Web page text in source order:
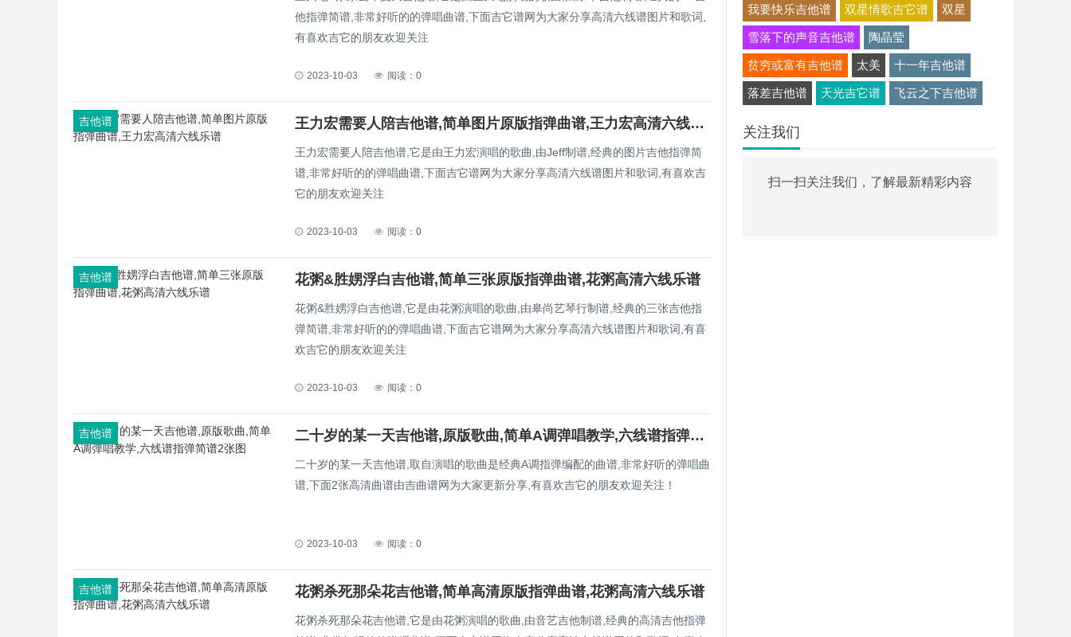
他指弹简谱,非常好听的的弹唱曲谱,下面吉它谱网为大家分享高清六线谱图片和歌词,
有喜欢吉它的朋友欢迎关注
2023-10-03 阅读：0
吉他谱 王力宏需要人陪吉他谱,简单图片原版指弹曲谱,王力宏高清六线乐谱
王力宏需要人陪吉他谱,它是由王力宏演唱的歌曲,由Jeff制谱,经典的图片吉他指弹简
谱,非常好听的的弹唱曲谱,下面吉它谱网为大家分享高清六线谱图片和歌词,有喜欢吉
它的朋友欢迎关注
2023-10-03 阅读：0
吉他谱 花粥&胜娚浮白吉他谱,简单三张原版指弹曲谱,花粥高清六线乐谱
花粥&胜娚浮白吉他谱,它是由花粥演唱的歌曲,由皋尚艺琴行制谱,经典的三张吉他指
弹简谱,非常好听的的弹唱曲谱,下面吉它谱网为大家分享高清六线谱图片和歌词,有喜
欢吉它的朋友欢迎关注
2023-10-03 阅读：0
吉他谱 二十岁的某一天吉他谱,原版歌曲,简单A调弹唱教学,六线谱指弹简谱2张图
二十岁的某一天吉他谱,取自演唱的歌曲是经典A调指弹编配的曲谱,非常好听的弹唱曲
谱,下面2张高清曲谱由吉曲谱网为大家更新分享,有喜欢吉它的朋友欢迎关注！
2023-10-03 阅读：0
吉他谱 花粥杀死那朵花吉他谱,简单高清原版指弹曲谱,花粥高清六线乐谱
花粥杀死那朵花吉他谱,它是由花粥演唱的歌曲,由音艺吉他制谱,经典的高清吉他指弹
我要快乐吉他谱 双星情歌吉它谱 双星
雪落下的声音吉他谱 陶晶莹
贫穷或富有吉他谱 太美 十一年吉他谱
落差吉他谱 天光吉它谱 飞云之下吉他谱
关注我们
扫一扫关注我们，了解最新精彩内容